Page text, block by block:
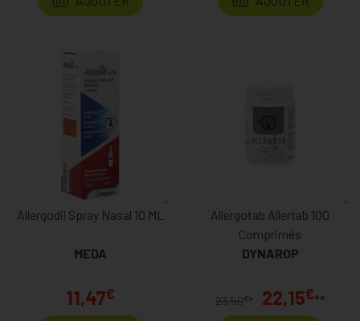
Allergodil Spray Nasal 10 ML
MEDA
11,47€
Allergotab Allertab 100
Comprimés
DYNAROP
23,50€ * 22,15€**